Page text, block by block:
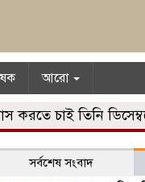
আরো
চাই তিনি
সর্বশেষ সংবাদ